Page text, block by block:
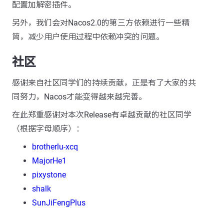
配置加解密插件。
另外，我们会对Nacos2.0的第三方依赖进行一些精
简，减少用户使用过程中依赖冲突的问题。
社区
感谢来自社区同学们的持续贡献，正是有了大家的共
同努力，Nacos才能变得越来越完善。
在此郑重感谢对本次Release有卓越贡献的社区同学
（根据字母顺序）：
brotherlu-xcq
MajorHe1
pixystone
shalk
SunJiFengPlus